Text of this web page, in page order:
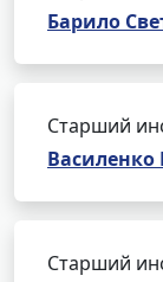
Барило
Старший
Василенко
Старший